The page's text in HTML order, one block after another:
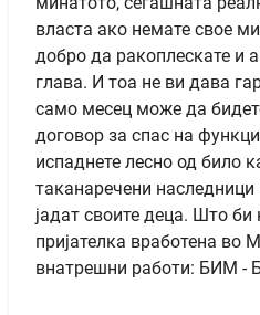
власта ако немате свое
добро да ракоплескате и
глава. И тоа не ви дава
само месец може да
договор за спас на
испаднете лесно од било
таканаречени
јадат своите деца. Што
пријателка вработена во
внатрешни работи: БИМ -